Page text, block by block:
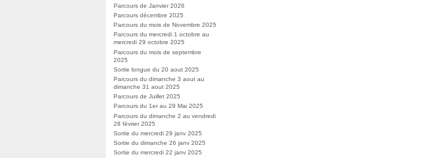
Parcours de Janvier 2026
Parcours décembre 2025
Parcours du mois de Novembre 2025
Parcours du mercredi 1 octobre au
mercredi 29 octobre 2025
Parcours du mois de septembre
2025
Sortie longue du 20 aout 2025
Parcours du dimanche 3 aout au
dimanche 31 aout 2025
Parcours de Juillet 2025
Parcours du 1er au 29 Mai 2025
Parcours du dimanche 2 au vendredi
28 février 2025
Sortie du mercredi 29 janv 2025
Sortie du dimanche 26 janv 2025
Sortie du mercredi 22 janv 2025